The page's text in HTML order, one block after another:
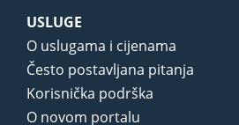
USLUGE
O uslugama i cijenama
Često postavljana pitanja
Korisnička podrška
O novom portalu